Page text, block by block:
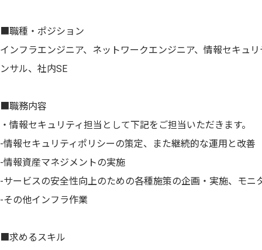
■職種・ポジション
インフラエンジニア、ネットワークエンジニア、情報セキュ
ンサル、社内SE
■職務内容
・情報セキュリティ担当として下記をご担当いただきます。
-情報セキュリティポリシーの策定、また継続的な運用と改善
-情報資産マネジメントの実施
-サービスの安全性向上のための各種施策の企画・実施、モニ
-その他インフラ作業
■求めるスキル